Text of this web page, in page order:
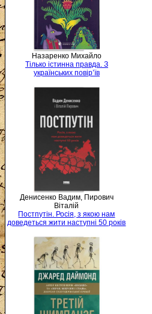
Назаренко Михайло
Тілько істинна правда. З
українських повір’їв
Денисенко Вадим, Пирович
Віталій
Постпутін. Росія, з якою нам
доведеться жити наступні 50 років